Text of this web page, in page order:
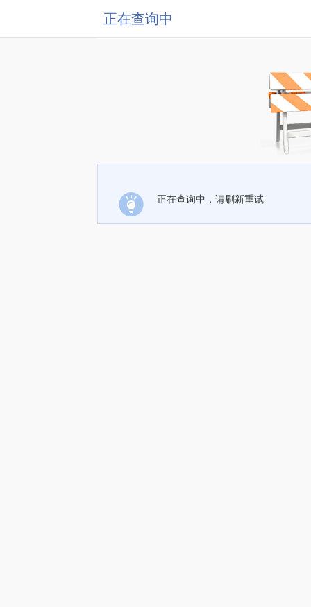
正在查询中
正在查询中，请刷新重试